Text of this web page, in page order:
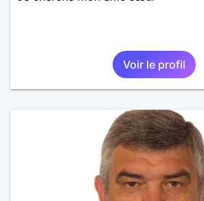
Voir le profil